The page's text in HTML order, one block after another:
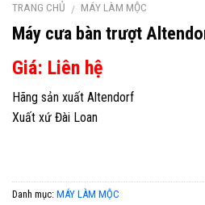
TRANG CHỦ / MÁY LÀM MỘC
Máy cưa bàn trượt
Giá: Liên hệ
Hãng sản xuất Altendorf
Xuất xứ Đài Loan
Danh mục: MÁY LÀM MỘC